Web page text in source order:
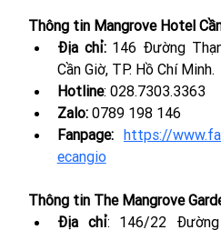
Thông tin Mangrove Hotel
Địa chỉ: 146 Đường
Cần Giờ, TP. Hồ Chí Minh.
Hotline: 028.7303.3363
Zalo: 0789 198 146
Fanpage: https://
ecangio
Thông tin The Mangrove
Địa chỉ: 146/22